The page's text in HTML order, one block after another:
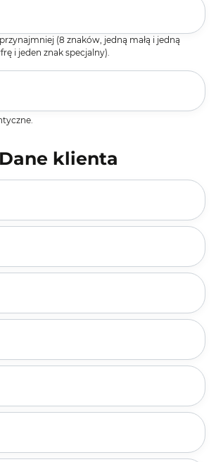
(8 znaków, jedną małą i jedną
i jeden znak specjalny).
Dane klienta